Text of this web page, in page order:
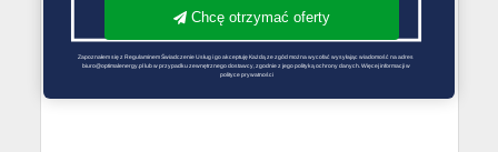
Chcę otrzymać oferty
Zapoznałem się z Regulaminem Świadczenie Usług i go akceptuję Każdą ze zgód można wycofać wysyłając wiadomość na adres
biuro@optimalenergy.pl lub w przypadku zewnętrznego dostawcy, zgodnie z jego polityką ochrony danych. Więcej informacji w
polityce prywatności